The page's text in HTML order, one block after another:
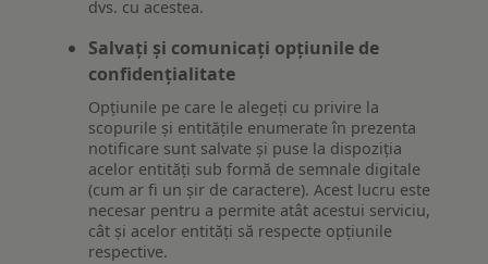
dvs. cu acestea.
Salvați și comunicați opțiunile de
confidențialitate
Opțiunile pe care le alegeți cu privire la
scopurile și entitățile enumerate în prezenta
notificare sunt salvate și puse la dispoziția
acelor entități sub formă de semnale digitale
(cum ar fi un șir de caractere). Acest lucru este
necesar pentru a permite atât acestui serviciu,
cât și acelor entități să respecte opțiunile
respective.